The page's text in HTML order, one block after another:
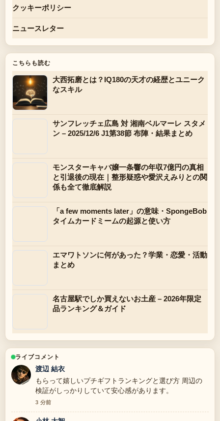
クッキーポリシー
ニュースレター
こちらも読む
大西拓磨とは？IQ180の天才の経歴とユニーク
なスキル
サンフレッチェ広島 対 湘南ベルマーレ スタメ
ン – 2025/12/6 J1第38節 布陣・結果まとめ
モンスターキャバ嬢一条響の年収7億円の真相
と引退後の現在｜整形疑惑や愛沢えみりとの関
係も全て徹底解説
「a few moments later」の意味・SpongeBob
タイムカードミームの起源と使い方
エマワトソンに何があった？学業・恋愛・活動
まとめ
名古屋駅でしか買えないお土産 – 2026年限定
品ランキング＆ガイド
ライブコメント
渡辺 結衣
もらって嬉しいプチギフトランキングと選び方 周辺の
検証がしっかりしていて安心感があります。
3 分前